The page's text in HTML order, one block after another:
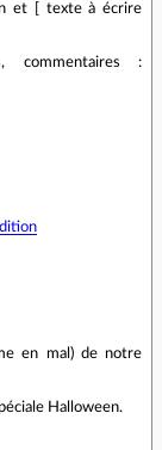
et [ texte à écrire
commentaires :
en mal) de notre
Halloween.